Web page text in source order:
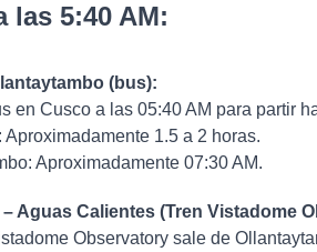
las 5:40 AM:
(bus):
en Cusco a las 05:40 AM para partir
Aproximadamente 1.5 a 2 horas.
Aproximadamente 07:30 AM.
Aguas Calientes (Tren Vistadome
Observatory sale de